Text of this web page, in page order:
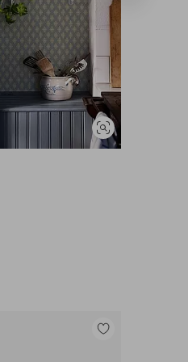
Vis
lignende
Legg